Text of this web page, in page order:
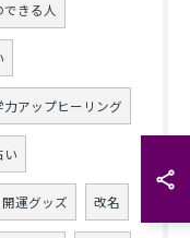
きる人
力アップヒーリング
い
開運グッズ 改名